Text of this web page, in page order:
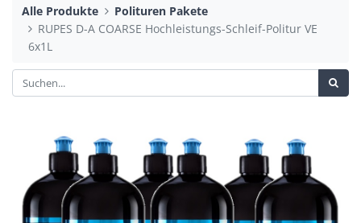
Alle Produkte
Polituren Pakete
RUPES D-A COARSE Hochleistungs-Schleif-Politur VE
6x1L